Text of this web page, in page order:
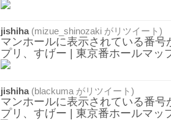
jishiha(mizue_shinozaki がリツイート)
マンホールに表示されている番
プリ、すげー | 東京番ホールマッ
jishiha(blackuma がリツイート)
マンホールに表示されている番
プリ、すげー | 東京番ホールマッ